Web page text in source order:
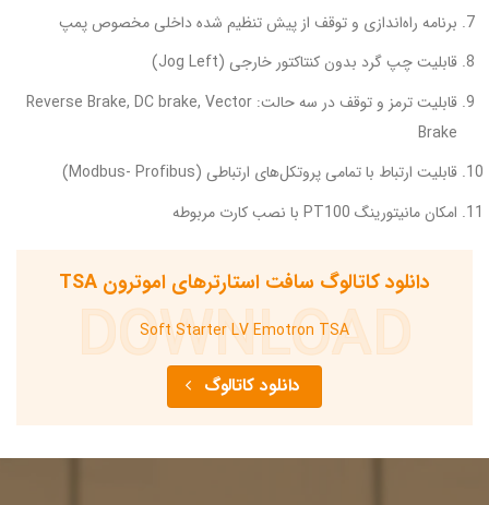
برنامه راه‌اندازی و توقف از پیش تنظیم شده داخلی مخصوص پمپ
قابلیت چپ گرد بدون کنتاکتور خارجی (Jog Left)
قابلیت ترمز و توقف در سه حالت: Reverse Brake, DC brake, Vector
Brake
قابلیت ارتباط با تمامی پروتکل‌های ارتباطی (Modbus- Profibus)
امکان مانیتورینگ PT100 با نصب کارت مربوطه
دانلود کاتالوگ سافت استارترهای اموترون TSA
Soft Starter LV Emotron TSA
دانلود کاتالوگ
DOWNLOAD